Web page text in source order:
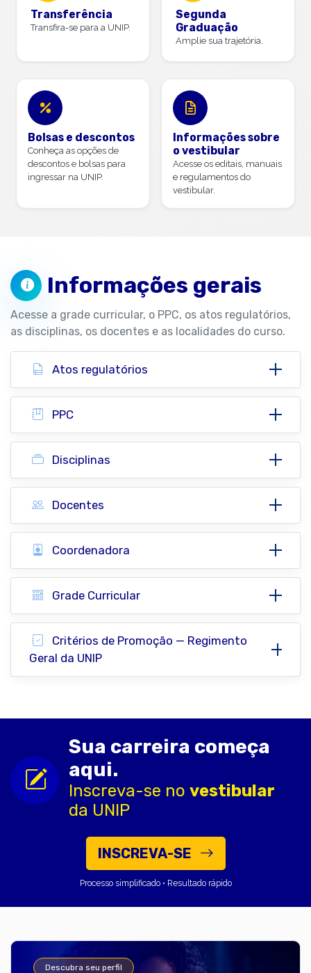
Transferência
Transfira-se para a UNIP.
Segunda
Graduação
Amplie sua trajetória.
Bolsas e descontos
Conheça as opções de
descontos e bolsas para
ingressar na UNIP.
Informações sobre
o vestibular
Acesse os editais, manuais
e regulamentos do
vestibular.
Informações gerais
Acesse a grade curricular, o PPC, os atos regulatórios,
as disciplinas, os docentes e as localidades do curso.
Atos regulatórios
PPC
Disciplinas
Docentes
Coordenadora
Grade Curricular
Critérios de Promoção — Regimento
Geral da UNIP
Sua carreira começa
aqui.
Inscreva-se no vestibular
da UNIP
INSCREVA-SE
Processo simplificado • Resultado rápido
Descubra seu perfil